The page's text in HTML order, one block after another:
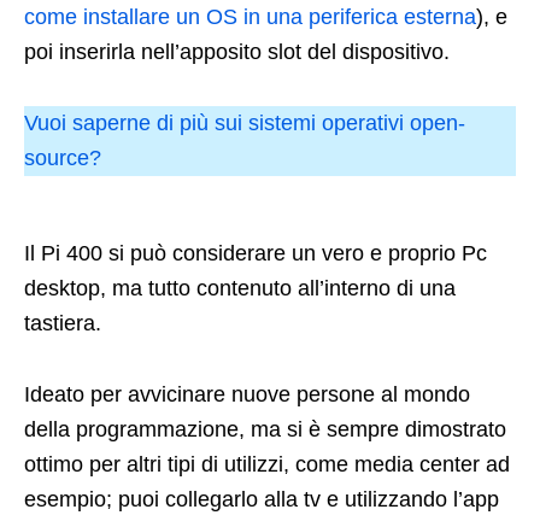
come installare un OS in una periferica esterna), e
poi inserirla nell’apposito slot del dispositivo.
Vuoi saperne di più sui sistemi operativi open-
source?
Il Pi 400 si può considerare un vero e proprio Pc
desktop, ma tutto contenuto all’interno di una
tastiera.
Ideato per avvicinare nuove persone al mondo
della programmazione, ma si è sempre dimostrato
ottimo per altri tipi di utilizzi, come media center ad
esempio; puoi collegarlo alla tv e utilizzando l’app